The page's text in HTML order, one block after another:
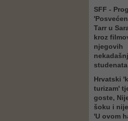
SFF -
Tarr u
kroz
njegovih
studenata
Hrvatski
turizam'
goste,
šoku i
'U ovom